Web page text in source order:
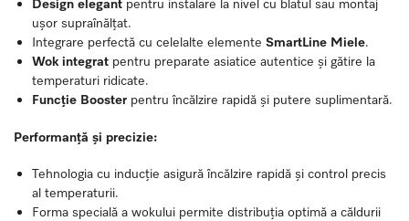
Design elegant pentru instalare la nivel cu blatul sau montaj
ușor supraînălțat.
Integrare perfectă cu celelalte elemente SmartLine Miele.
Wok integrat pentru preparate asiatice autentice și gătire la
temperaturi ridicate.
Funcție Booster pentru încălzire rapidă și putere suplimentară.
Performanță și precizie:
Tehnologia cu inducție asigură încălzire rapidă și control precis
al temperaturii.
Forma specială a wokului permite distribuția optimă a căldurii